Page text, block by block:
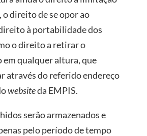
direito de se opor ao
à portabilidade dos
o direito a retirar o
qualquer altura, que
através do referido endereço
websiteda EMPIS.
serão armazenados e
pelo período de tempo